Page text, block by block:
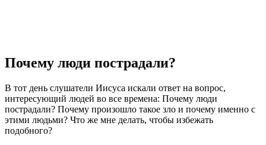
Почему люди пострадали?
В тот день слушатели Иисуса искали ответ на вопрос,
интересующий людей во все времена: Почему люди
пострадали? Почему произошло такое зло и почему именно с
этими людьми? Что же мне делать, чтобы избежать
подобного?